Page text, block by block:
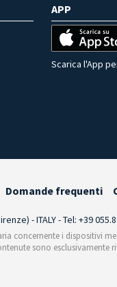
APP
Scarica l'App
Domande frequenti
- ITALY - Tel: +39
concernente i dispositivi
sono esclusivamente